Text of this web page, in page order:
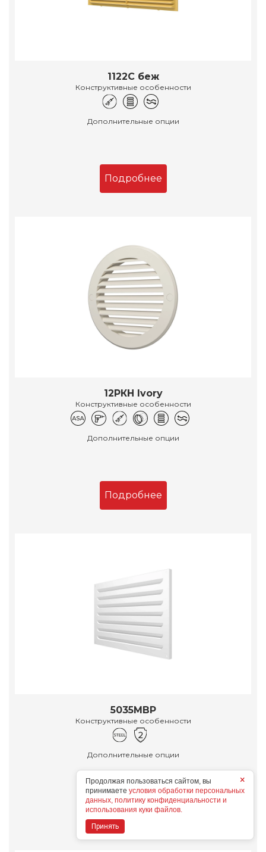
1122С беж
Конструктивные особенности
Дополнительные опции
Подробнее
12РКН Ivory
Конструктивные особенности
Дополнительные опции
Подробнее
5035МВР
Конструктивные особенности
Дополнительные опции
Подробнее
×
Продолжая пользоваться сайтом, вы
принимаете условия обработки персональных
данных, политику конфиденциальности и
использования куки файлов.
Принять